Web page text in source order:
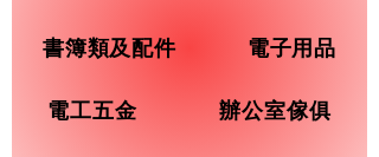
書簿類及配件 電子用品
電工五金 辦公室傢俱